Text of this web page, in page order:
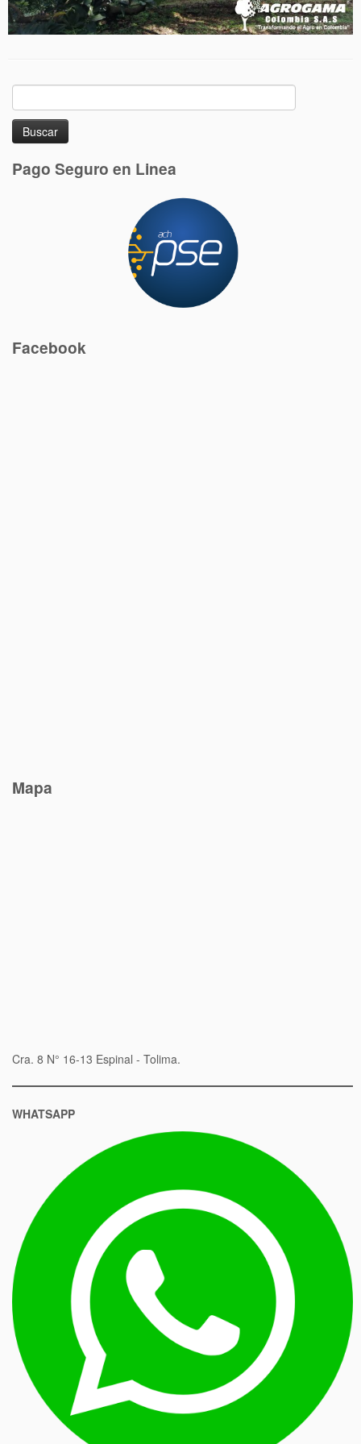
Pago Seguro en Linea
Facebook
Mapa
Cra. 8 N° 16-13 Espinal - Tolima.
WHATSAPP